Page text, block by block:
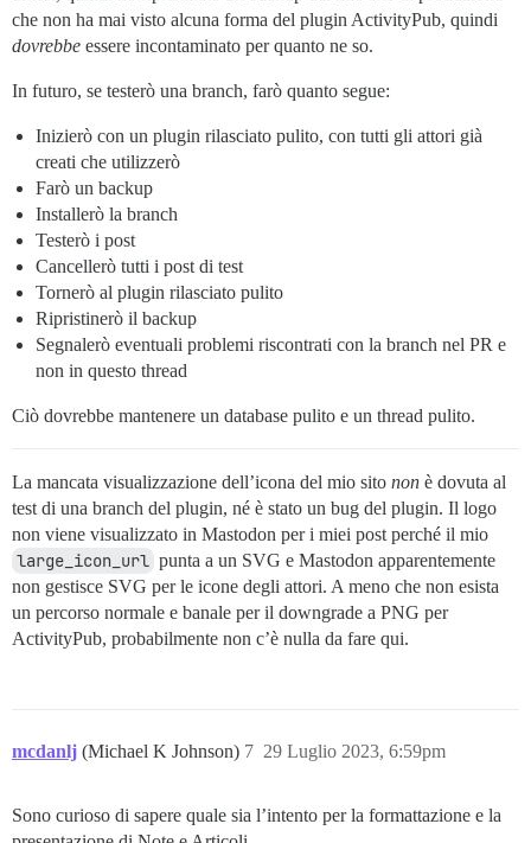
che non ha mai visto alcuna forma del plugin ActivityPub, quindi
dovrebbe essere incontaminato per quanto ne so.
In futuro, se testerò una branch, farò quanto segue:
Inizierò con un plugin rilasciato pulito, con tutti gli attori già
creati che utilizzerò
Farò un backup
Installerò la branch
Testerò i post
Cancellerò tutti i post di test
Tornerò al plugin rilasciato pulito
Ripristinerò il backup
Segnalerò eventuali problemi riscontrati con la branch nel PR e
non in questo thread
Ciò dovrebbe mantenere un database pulito e un thread pulito.
La mancata visualizzazione dell’icona del mio sito non è dovuta al
test di una branch del plugin, né è stato un bug del plugin. Il logo
non viene visualizzato in Mastodon per i miei post perché il mio
large_icon_url punta a un SVG e Mastodon apparentemente
non gestisce SVG per le icone degli attori. A meno che non esista
un percorso normale e banale per il downgrade a PNG per
ActivityPub, probabilmente non c’è nulla da fare qui.
mcdanlj (Michael K Johnson) 29 Luglio 2023, 6:59pm
7
Sono curioso di sapere quale sia l’intento per la formattazione e la